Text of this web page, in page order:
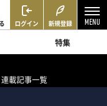
ログイン 新規登録
特集
載記事一覧